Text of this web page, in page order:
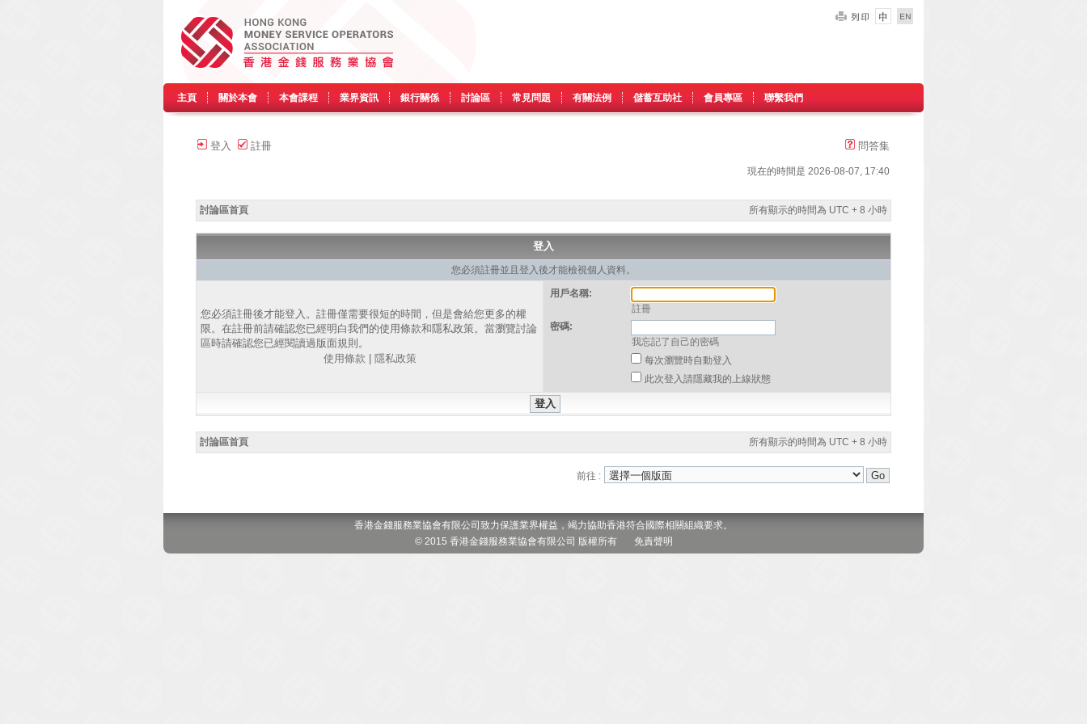
主頁 關於本會 本會課程 業界資訊 銀行關係 討論區 常見問題 有關法例 儲蓄互助社 會員專區 聯繫我們
登入 註冊 問答集
現在的時間是 2026-08-07, 17:40
討論區首頁 所有顯示的時間為 UTC + 8 小時
登入
您必須註冊並且登入後才能檢視個人資料。
您必須註冊後才能登入。註冊僅需要很短的時間，但是會給您更多的權
限。在註冊前請確認您已經明白我們的使用條款和隱私政策。當瀏覽討論
區時請確認您已經閱讀過版面規則。
使用條款
隱私政策
用戶名稱:
註冊
密碼:
我忘記了自己的密碼
每次瀏覽時自動登入
此次登入請隱藏我的上線狀態
討論區首頁 所有顯示的時間為 UTC + 8 小時
前往 :
香港金錢服務業協會有限公司致力保護業界權益，竭力協助香港符合國際相關組織要求。
© 2015 香港金錢服務業協會有限公司 版權所有 免責聲明